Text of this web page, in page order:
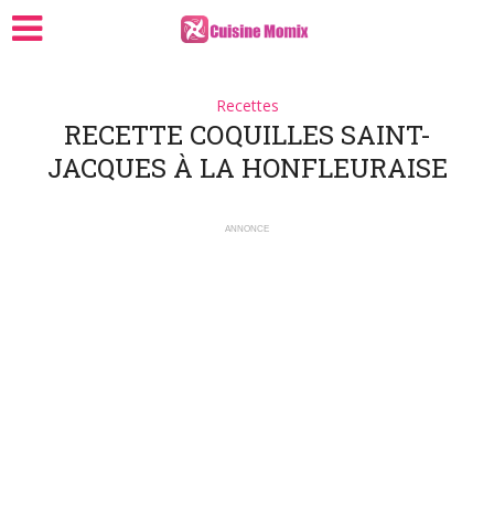
Recettes
RECETTE COQUILLES SAINT-
JACQUES À LA HONFLEURAISE
ANNONCE